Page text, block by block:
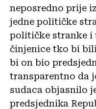
neposredno prije
jedne političke
političke stranke i
činjenice tko bi
bi on bio
transparentno da
sudaca objasnilo
predsjednika